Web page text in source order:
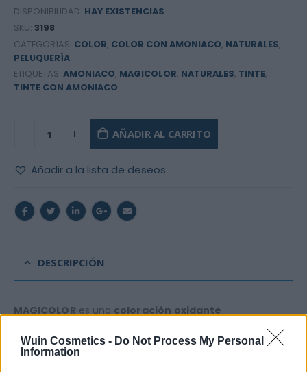
Wuin Cosmetics - Do Not Process My Personal
Information
DISPONIBILIDAD: HAY EXISTENCIAS
SKU: 3198
CATEGORÍAS: COLOR, COLOR CON AMONIACO, NATURALES,
PELUQUERÍA
ETIQUETAS: AMONIACO, MAGICOLOR, NATURALES, TINTE,
TINTE CON AMONIACO
AÑADIR AL CARRITO
Añadir a la lista de deseos
DESCRIPCIÓN
MAGICOLOR es una coloración oxidante
La composición de la crema colorante
está enriquecida con agenteshidratantes, vitaminas,